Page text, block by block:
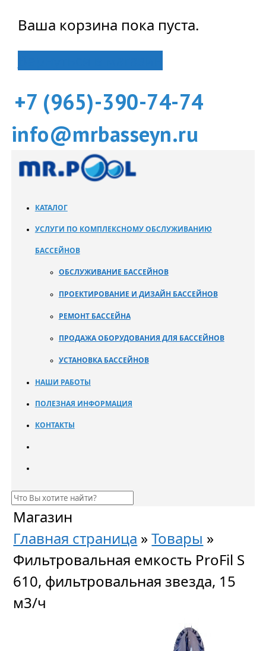
Ваша корзина пока пуста.
+7 (965)-390-74-74
info@mrbasseyn.ru
КАТАЛОГ
УСЛУГИ ПО КОМПЛЕКСНОМУ ОБСЛУЖИВАНИЮ
БАССЕЙНОВ
ОБСЛУЖИВАНИЕ БАССЕЙНОВ
ПРОЕКТИРОВАНИЕ И ДИЗАЙН БАССЕЙНОВ
РЕМОНТ БАССЕЙНА
ПРОДАЖА ОБОРУДОВАНИЯ ДЛЯ БАССЕЙНОВ
УСТАНОВКА БАССЕЙНОВ
НАШИ РАБОТЫ
ПОЛЕЗНАЯ ИНФОРМАЦИЯ
КОНТАКТЫ
Магазин
Главная страница »Товары »
Фильтровальная емкость ProFil S
610, фильтровальная звезда, 15
м3/ч